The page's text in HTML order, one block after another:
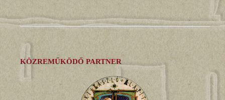
KÖZREMŰKÖDŐ PARTNER